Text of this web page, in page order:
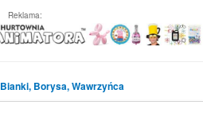
Reklama:
Bianki, Borysa, Wawrzyńca